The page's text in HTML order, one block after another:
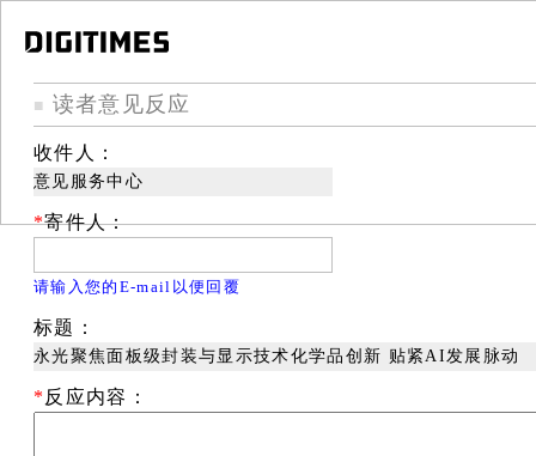
■ 读者意见反应
收件人：
意见服务中心
*寄件人：
请输入您的E-mail以便回覆
标题：
永光聚焦面板级封装与显示技术化学品创新 贴紧AI发展脉动
* 反应内容：